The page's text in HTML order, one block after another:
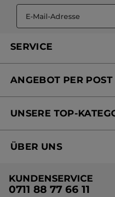
SERVICE
Mein Konto
Online Preisliste
ANGEBOT PER POST
Versandhandel Preisliste
UNSERE TOP-
Black Friday Yves Rocher
Geschenkideen Yves Rocher
ÜBER UNS
Umweltstiftung YR
KUNDENSERVICE
0711 88 77 66 11